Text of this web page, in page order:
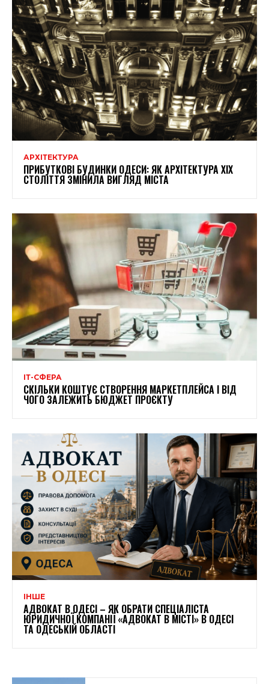
АРХІТЕКТУРА
ПРИБУТКОВІ БУДИНКИ ОДЕСИ: ЯК АРХІТЕКТУРА XIX
СТОЛІТТЯ ЗМІНИЛА ВИГЛЯД МІСТА
ІТ-СФЕРА
СКІЛЬКИ КОШТУЄ СТВОРЕННЯ МАРКЕТПЛЕЙСА І ВІД
ЧОГО ЗАЛЕЖИТЬ БЮДЖЕТ ПРОЄКТУ
ІНШЕ
АДВОКАТ В ОДЕСІ – ЯК ОБРАТИ СПЕЦІАЛІСТА
ЮРИДИЧНОЇ КОМПАНІЇ «АДВОКАТ В МІСТІ» В ОДЕСІ
ТА ОДЕСЬКІЙ ОБЛАСТІ